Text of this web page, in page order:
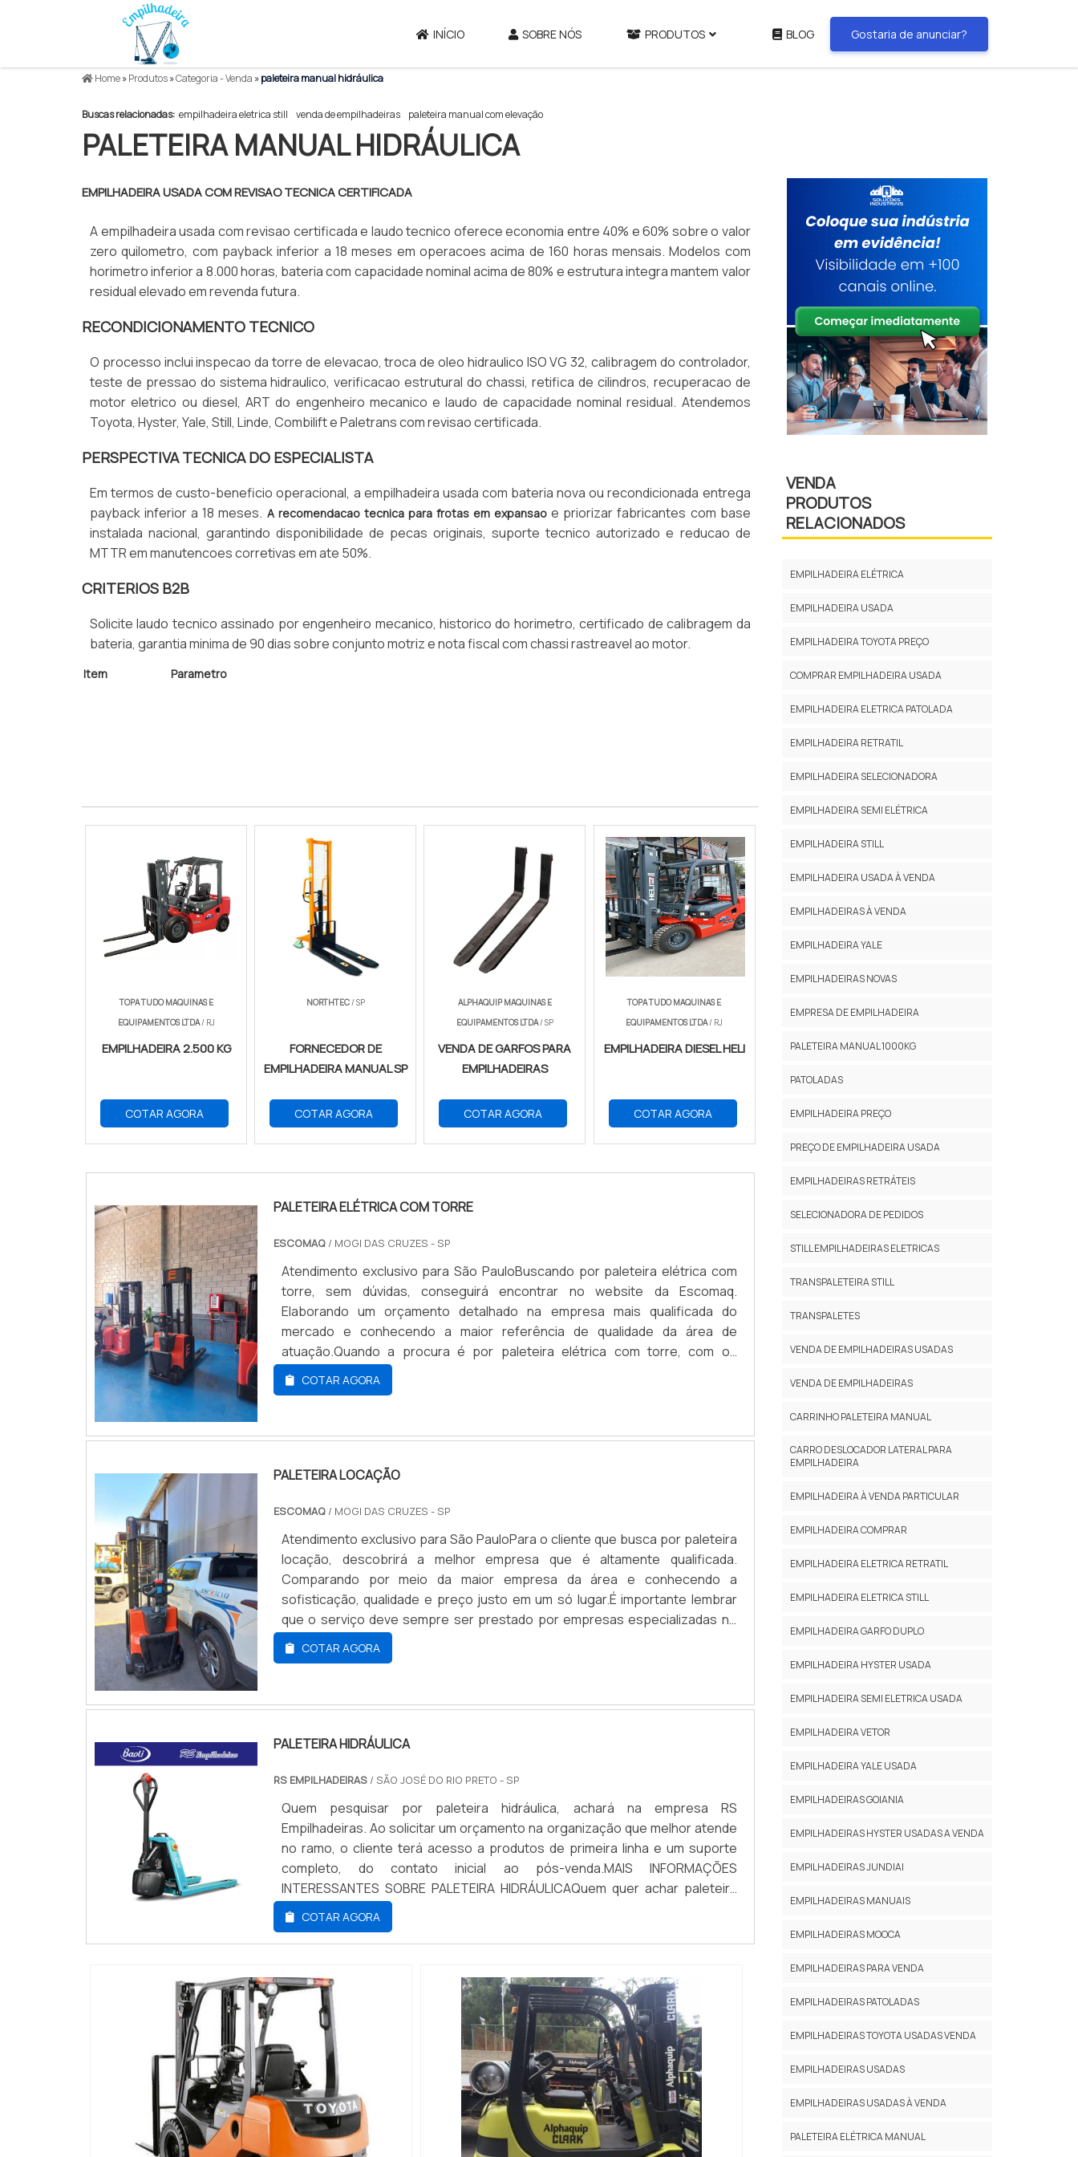
INÍCIO SOBRE NÓS PRODUTOS BLOG Gostaria de anunciar?
Home»Produtos»Categoria - Venda »paleteira manual hidráulica
Buscas relacionadas: empilhadeira eletrica still venda de empilhadeiras paleteira manual com elevação
PALETEIRA MANUAL HIDRÁULICA
EMPILHADEIRA USADA COM REVISAO TECNICA CERTIFICADA
A empilhadeira usada com revisao certificada e laudo tecnico oferece economia entre 40% e 60% sobre o valor
zero quilometro, com payback inferior a 18 meses em operacoes acima de 160 horas mensais. Modelos com
horimetro inferior a 8.000 horas, bateria com capacidade nominal acima de 80% e estrutura integra mantem valor
residual elevado em revenda futura.
RECONDICIONAMENTO TECNICO
O processo inclui inspecao da torre de elevacao, troca de oleo hidraulico ISO VG 32, calibragem do controlador,
teste de pressao do sistema hidraulico, verificacao estrutural do chassi, retifica de cilindros, recuperacao de
motor eletrico ou diesel, ART do engenheiro mecanico e laudo de capacidade nominal residual. Atendemos
Toyota, Hyster, Yale, Still, Linde, Combilift e Paletrans com revisao certificada.
PERSPECTIVA TECNICA DO ESPECIALISTA
Em termos de custo-beneficio operacional, a empilhadeira usada com bateria nova ou recondicionada entrega
payback inferior a 18 meses. A recomendacao tecnica para frotas em expansao e priorizar fabricantes com base
instalada nacional, garantindo disponibilidade de pecas originais, suporte tecnico autorizado e reducao de
MTTR em manutencoes corretivas em ate 50%.
CRITERIOS B2B
Solicite laudo tecnico assinado por engenheiro mecanico, historico do horimetro, certificado de calibragem da
bateria, garantia minima de 90 dias sobre conjunto motriz e nota fiscal com chassi rastreavel ao motor.
Item Parametro
TOPA TUDO MAQUINAS E
EQUIPAMENTOS LTDA/ RJ
EMPILHADEIRA 2.500 KG
COTAR AGORA
NORTHTEC/ SP
FORNECEDOR DE
EMPILHADEIRA MANUAL SP
COTAR AGORA
ALPHAQUIP MAQUINAS E
EQUIPAMENTOS LTDA/ SP
VENDA DE GARFOS PARA
EMPILHADEIRAS
COTAR AGORA
TOPA TUDO MAQUINAS E
EQUIPAMENTOS LTDA/ RJ
EMPILHADEIRA DIESEL HELI
COTAR AGORA
PALETEIRA ELÉTRICA COM TORRE
ESCOMAQ / MOGI DAS CRUZES - SP
Atendimento exclusivo para São PauloBuscando por paleteira elétrica com
torre, sem dúvidas, conseguirá encontrar no website da Escomaq.
Elaborando um orçamento detalhado na empresa mais qualificada do
mercado e conhecendo a maior referência de qualidade da área de
atuação.Quando a procura é por paleteira elétrica com torre, com os
profissionais da Escomaq irá encontrar excelente custo-benefício com
comprometimento com os resultados dos ...
COTAR AGORA
PALETEIRA LOCAÇÃO
ESCOMAQ / MOGI DAS CRUZES - SP
Atendimento exclusivo para São PauloPara o cliente que busca por paleteira
locação, descobrirá a melhor empresa que é altamente qualificada.
Comparando por meio da maior empresa da área e conhecendo a
sofisticação, qualidade e preço justo em um só lugar.É importante lembrar
que o serviço deve sempre ser prestado por empresas especializadas no
segmento. Esse tipo de cuidado ajuda a garantir a qualidade e assertividade
do serviço, além de...
COTAR AGORA
PALETEIRA HIDRÁULICA
RS EMPILHADEIRAS / SÃO JOSÉ DO RIO PRETO - SP
Quem pesquisar por paleteira hidráulica, achará na empresa RS
Empilhadeiras. Ao solicitar um orçamento na organização que melhor atende
no ramo, o cliente terá acesso a produtos de primeira linha e um suporte
completo, do contato inicial ao pós-venda.MAIS INFORMAÇÕES
INTERESSANTES SOBRE PALETEIRA HIDRÁULICAQuem quer achar paleteira
hidráulica em uma empresa inovadora, vai até o site da RS Empilhadeiras.
Atuando com mini guindaste articulado e paleteira manual, a companhia
garante a satisfação da venda à entrega final, com foco total na
apenas lucratividade, deve oferecer produtos e serviços que tenham ótima
qualidade e precisão, características simples, mas que mostram o
comprometimento da empresa com seus clientes.É importante lembrar que o
produto deve sempre ser adquirido com companhias especializadas no
segmento. Esse tipo de cuidado ajuda a garantir a qualidade e durabilidade
dos materiais, além de evitar prejuízos com substituições frequentes de
produtos que não cumprem com suas funções adequadamente. Assim, é
possível poupar gastos desnecessários.Existem diversos motivos para a RS
Empilhadeiras ter se tornado destaque quando pensamos em uma empresa
COTAR AGORA
VENDA
PRODUTOS
RELACIONADOS
EMPILHADEIRA ELÉTRICA
EMPILHADEIRA USADA
EMPILHADEIRA TOYOTA PREÇO
COMPRAR EMPILHADEIRA USADA
EMPILHADEIRA ELETRICA PATOLADA
EMPILHADEIRA RETRATIL
EMPILHADEIRA SELECIONADORA
EMPILHADEIRA SEMI ELÉTRICA
EMPILHADEIRA STILL
EMPILHADEIRA USADA À VENDA
EMPILHADEIRAS À VENDA
EMPILHADEIRA YALE
EMPILHADEIRAS NOVAS
EMPRESA DE EMPILHADEIRA
PALETEIRA MANUAL 1000KG
PATOLADAS
EMPILHADEIRA PREÇO
PREÇO DE EMPILHADEIRA USADA
EMPILHADEIRAS RETRÁTEIS
SELECIONADORA DE PEDIDOS
STILL EMPILHADEIRAS ELETRICAS
TRANSPALETEIRA STILL
TRANSPALETES
VENDA DE EMPILHADEIRAS USADAS
VENDA DE EMPILHADEIRAS
CARRINHO PALETEIRA MANUAL
CARRO DESLOCADOR LATERAL PARA
EMPILHADEIRA
EMPILHADEIRA À VENDA PARTICULAR
EMPILHADEIRA COMPRAR
EMPILHADEIRA ELETRICA RETRATIL
EMPILHADEIRA ELETRICA STILL
EMPILHADEIRA GARFO DUPLO
EMPILHADEIRA HYSTER USADA
EMPILHADEIRA SEMI ELETRICA USADA
EMPILHADEIRA VETOR
EMPILHADEIRA YALE USADA
EMPILHADEIRAS GOIANIA
EMPILHADEIRAS HYSTER USADAS A VENDA
EMPILHADEIRAS JUNDIAI
EMPILHADEIRAS MANUAIS
EMPILHADEIRAS MOOCA
EMPILHADEIRAS PARA VENDA
EMPILHADEIRAS PATOLADAS
EMPILHADEIRAS TOYOTA USADAS VENDA
EMPILHADEIRAS USADAS
EMPILHADEIRAS USADAS À VENDA
PALETEIRA ELÉTRICA MANUAL